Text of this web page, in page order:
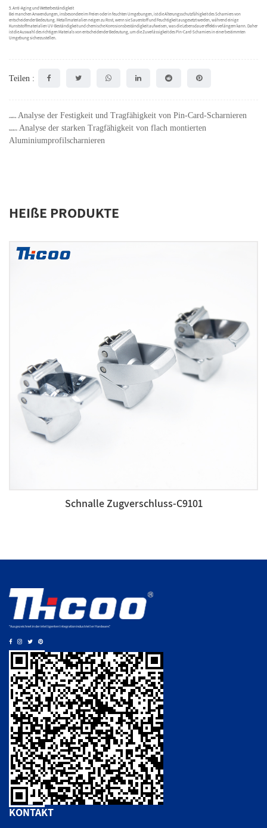
5. Anti-Aging und Wetterbeständigkeit
Bei manchen Anwendungen, insbesondere im Freien oder in feuchten Umgebungen, ist die Alterungsschutzfähigkeit des Scharniers von
entscheidender Bedeutung. Metallmaterialien neigen zu Rost, wenn sie Sauerstoff und Feuchtigkeit ausgesetzt werden, während einige
Kunststoffmaterialien UV-Beständigkeit und chemische Korrosionsbeständigkeit aufweisen, was die Lebensdauer effektiv verlängern kann. Daher
ist die Auswahl des richtigen Materials von entscheidender Bedeutung, um die Zuverlässigkeit des Pin-Card-Scharniers in einer bestimmten
Umgebung sicherzustellen.
Teilen :
ZURÜCK： Analyse der Festigkeit und Tragfähigkeit von Pin-Card-Scharnieren
NÄCHSTE： Analyse der starken Tragfähigkeit von flach montierten
Aluminiumprofilscharnieren
HEIßE PRODUKTE
Schnalle Zugverschluss-C9101
"Ausgezeichnet in der intelligenten Integration industrieller Hardware."
KONTAKT